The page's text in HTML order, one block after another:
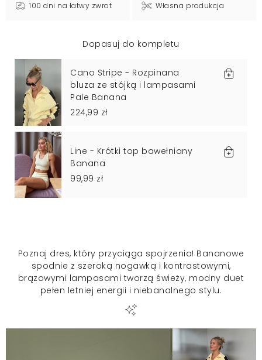
100 dni na łatwy zwrot Własna produkcja
Dopasuj do kompletu
Cano Stripe - Rozpinana
bluza ze stójką i lampasami
Pale Banana
224,99 zł
Line - Krótki top bawełniany
Banana
99,99 zł
Poznaj dres, który przyciąga spojrzenia! Bananowe
spodnie z szeroką nogawką i kontrastowymi,
brązowymi lampasami tworzą świeży, modny duet
pełen letniej energii i niebanalnego stylu.